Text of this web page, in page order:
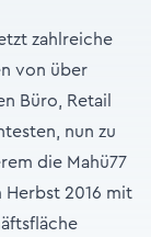
zahlreiche
von über
Büro, Retail
nun zu
die Mahü77
Herbst 2016 mit